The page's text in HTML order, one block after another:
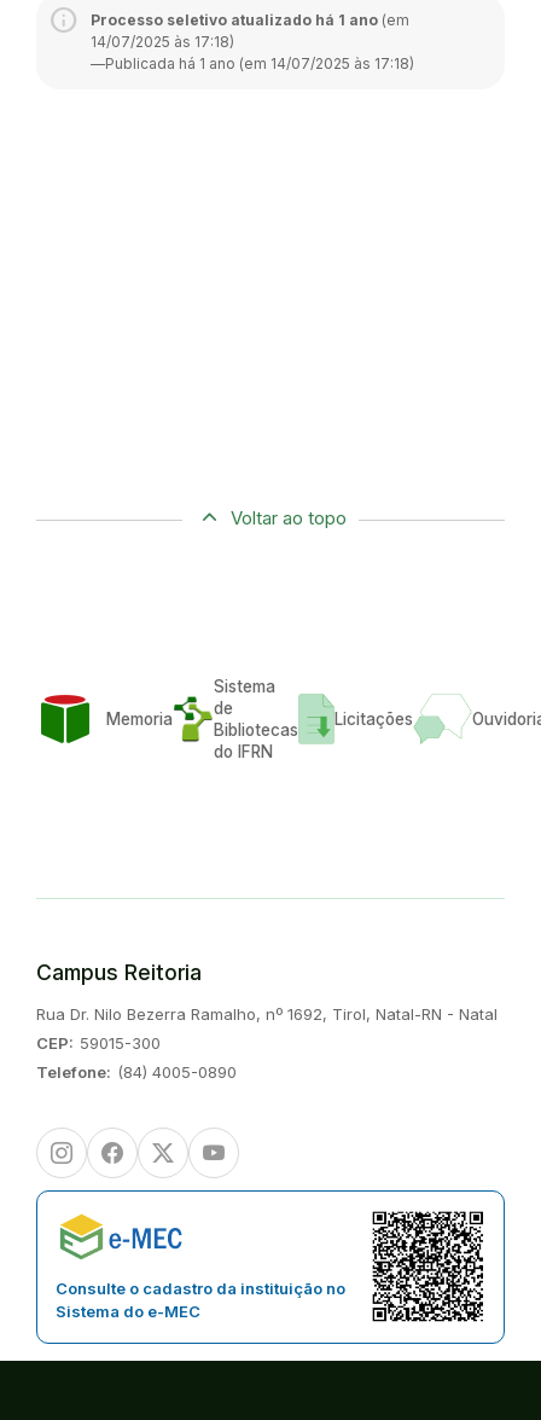
Processo seletivo atualizado há 1 ano (em
14/07/2025 às 17:18)
—Publicada há 1 ano (em 14/07/2025 às 17:18)
Voltar ao topo
Memoria
Sistema
de
Bibliotecas
do IFRN
Licitações
Campus Reitoria
Endereço:
Rua Dr. Nilo Bezerra Ramalho, nº 1692, Tirol, Natal-RN - Natal
CEP: 59015-300
Telefone: (84) 4005-0890
InstagramFacebookTwitter/XYoutube
Consulte o cadastro da instituição no
Sistema do e-MEC